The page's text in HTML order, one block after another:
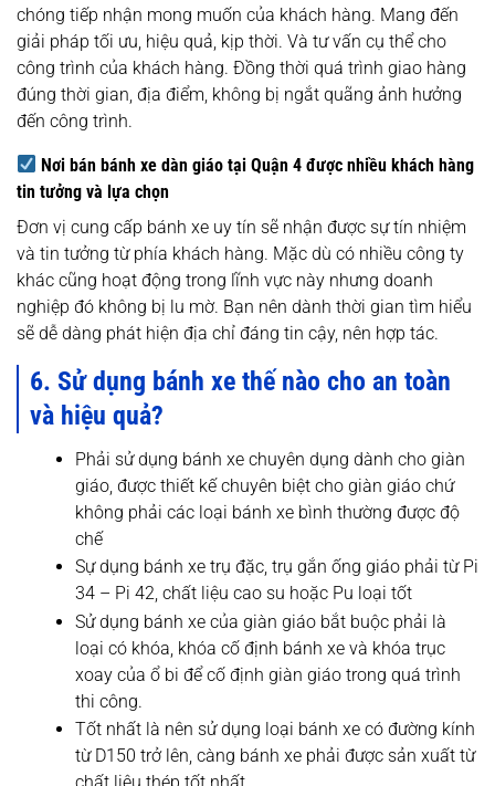
chóng tiếp nhận mong muốn của khách hàng. Mang đến
giải pháp tối ưu, hiệu quả, kịp thời. Và tư vấn cụ thể cho
công trình của khách hàng. Đồng thời quá trình giao hàng
đúng thời gian, địa điểm, không bị ngắt quãng ảnh hưởng
đến công trình.
Nơi bán bánh xe dàn giáo tại Quận 4 được nhiều khách hàng
tin tưởng và lựa chọn
Đơn vị cung cấp bánh xe uy tín sẽ nhận được sự tín nhiệm
và tin tưởng từ phía khách hàng. Mặc dù có nhiều công ty
khác cũng hoạt động trong lĩnh vực này nhưng doanh
nghiệp đó không bị lu mờ. Bạn nên dành thời gian tìm hiểu
sẽ dễ dàng phát hiện địa chỉ đáng tin cậy, nên hợp tác.
6. Sử dụng bánh xe thế nào cho an toàn
và hiệu quả?
Phải sử dụng bánh xe chuyên dụng dành cho giàn
giáo, được thiết kế chuyên biệt cho giàn giáo chứ
không phải các loại bánh xe bình thường được độ
chế
Sự dụng bánh xe trụ đặc, trụ gắn ống giáo phải từ Pi
34 – Pi 42, chất liệu cao su hoặc Pu loại tốt
Sử dụng bánh xe của giàn giáo bắt buộc phải là
loại có khóa, khóa cố định bánh xe và khóa trục
xoay của ổ bi để cố định giàn giáo trong quá trình
thi công.
Tốt nhất là nên sử dụng loại bánh xe có đường kính
từ D150 trở lên, càng bánh xe phải được sản xuất từ